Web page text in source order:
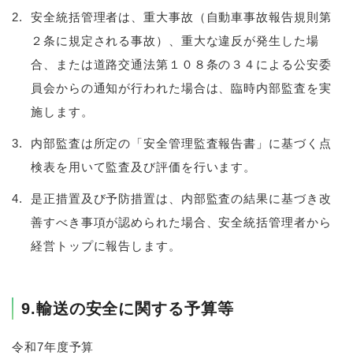
安全統括管理者は、重大事故（自動車事故報告規則第
２条に規定される事故）、重大な違反が発生した場
合、または道路交通法第１０８条の３４による公安委
員会からの通知が行われた場合は、臨時内部監査を実
施します。
内部監査は所定の「安全管理監査報告書」に基づく点
検表を用いて監査及び評価を行います。
是正措置及び予防措置は、内部監査の結果に基づき改
善すべき事項が認められた場合、安全統括管理者から
経営トップに報告します。
9.輸送の安全に関する予算等
令和7年度予算